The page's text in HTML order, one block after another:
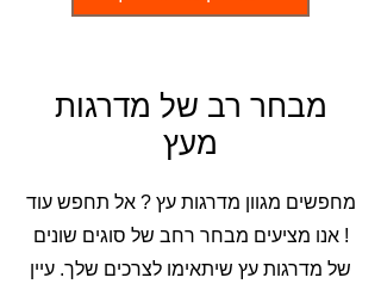
מבחר רב של מדרגות
מעץ
מחפשים מגוון מדרגות עץ ? אל תחפש עוד
! אנו מציעים מבחר רחב של סוגים שונים
של מדרגות עץ שיתאימו לצרכים שלך. עיין